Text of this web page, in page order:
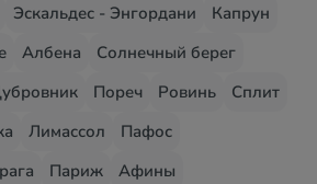
Эскальдес - Энгордани
Капрун
Албена
Солнечный берег
Пореч Ровинь
Сплит
Лимассол
Пафос
Париж
Афины